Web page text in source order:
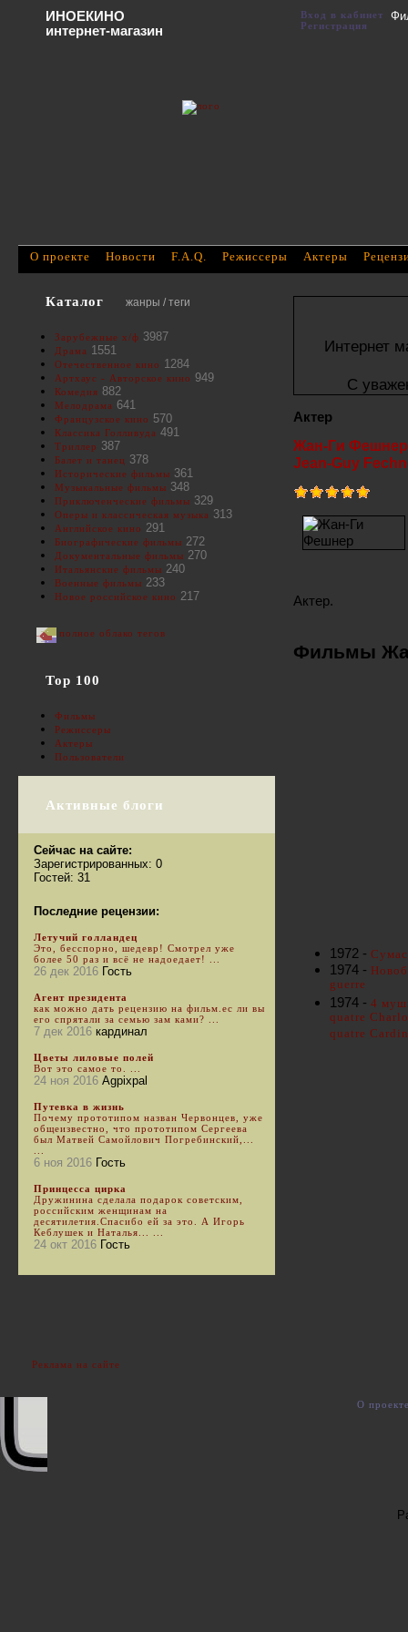
Интернет
С
Актер
Жан-Ги Фешнер
Jean-Guy
Актер.
Фильмы
1972 -
1974 -
guerre
1974 - 4
quatre
quatre
Каталог жанры / теги
Зарубежные х/ф 3987
Драма 1551
Отечественное кино 1284
Артхаус - Авторское кино 949
Комедия 882
Мелодрама 641
Французское кино 570
Классика Голливуда 491
Триллер 387
Балет и танец 378
Исторические фильмы 361
Музыкальные фильмы 348
Приключенческие фильмы 329
Оперы и классическая музыка 313
Английское кино 291
Биографические фильмы 272
Документальные фильмы 270
Итальянские фильмы 240
Военные фильмы 233
Новое российское кино 217
полное облако тегов
Top 100
Фильмы
Режиссеры
Актеры
Пользователи
Активные блоги
Сейчас на сайте:
Зарегистрированных: 0
Гостей: 31
Последние рецензии:
Летучий голландец
Это, бесспорно, шедевр! Смотрел уже
более 50 раз и всё не надоедает! ...
26 дек 2016 Гость
Агент президента
как можно дать рецензию на фильм.ес ли вы
его спрятали за семью зам ками? ...
7 дек 2016 кардинал
Цветы лиловые полей
Вот это самое то. ...
24 ноя 2016 Agpixpal
Путевка в жизнь
Почему прототипом назван Червонцев, уже
общеизвестно, что прототипом Сергеева
был Матвей Самойлович Погребинский,...
6 ноя 2016 Гость
Принцесса цирка
Дружинина сделала подарок советским,
российским женщинам на
десятилетия.Спасибо ей за это. А Игорь
Кеблушек и Наталья... ...
24 окт 2016 Гость
Реклама на сайте
О проекте Новости F.A.Q. Режиссеры Актеры
О
ИНОЕКИНО
интернет-магазин
Вход в кабинет
Регистрация